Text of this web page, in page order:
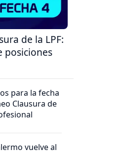
de la LPF:
posiciones
para la fecha
Clausura de
vuelve al